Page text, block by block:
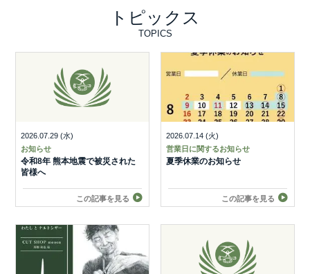
トピックス
TOPICS
2026.07.29 (水)
お知らせ
令和8年 熊本地震で被災された
皆様へ
この記事を見る
2026.07.14 (火)
営業日に関するお知らせ
夏季休業のお知らせ
この記事を見る